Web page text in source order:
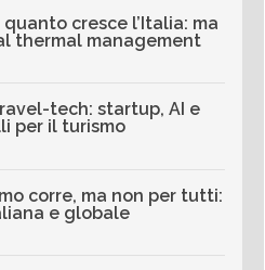
cresce l’Italia: ma
thermal management
tech: startup, AI e
per il turismo
corre, ma non per tutti:
e globale